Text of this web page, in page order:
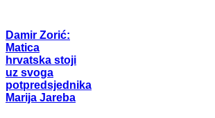
Damir Zorić:
Matica
hrvatska stoji
uz svoga
potpredsjednika
Marija Jareba